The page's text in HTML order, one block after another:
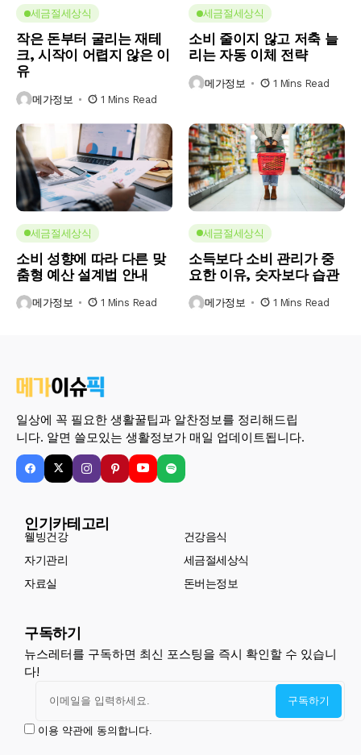
세금절세상식
작은 돈부터 굴리는 재테
크, 시작이 어렵지 않은 이
유
메가정보 1 Mins Read
세금절세상식
소비 줄이지 않고 저축 늘
리는 자동 이체 전략
메가정보 1 Mins Read
세금절세상식
소비 성향에 따라 다른 맞
춤형 예산 설계법 안내
메가정보 1 Mins Read
세금절세상식
소득보다 소비 관리가 중
요한 이유, 숫자보다 습관
메가정보 1 Mins Read
일상에 꼭 필요한 생활꿀팁과 알찬정보를 정리해드립
니다. 알면 쓸모있는 생활정보가 매일 업데이트됩니다.
인기카테고리
웰빙건강
건강음식
자기관리
세금절세상식
자료실
돈버는정보
구독하기
뉴스레터를 구독하면 최신 포스팅을 즉시 확인할 수 있습니
다!
이용 약관에 동의합니다.